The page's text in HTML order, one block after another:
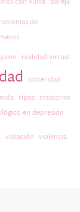
de
realidad virtual
sinceridad
tipos trastorno
en depresión
violación violencia